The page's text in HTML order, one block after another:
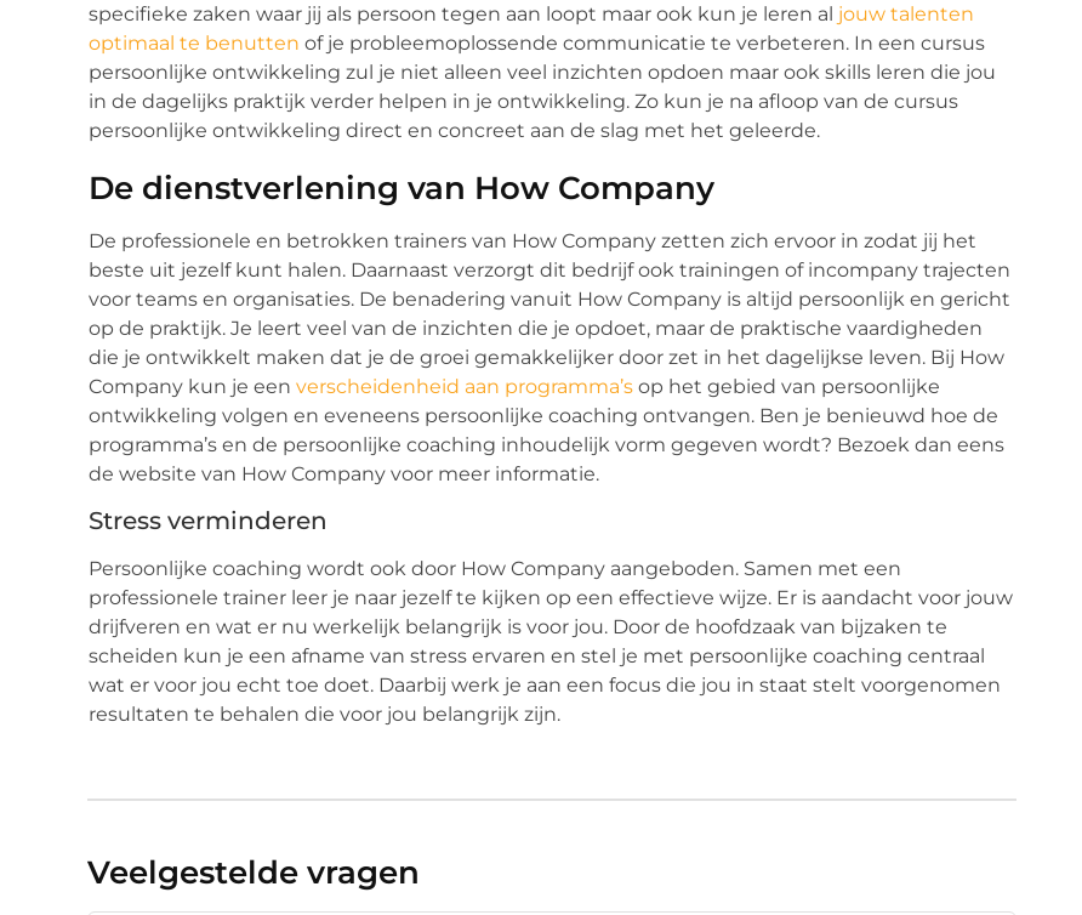
specifieke zaken waar jij als persoon tegen aan loopt maar ook kun je leren al jouw talenten
optimaal te benutten of je probleemoplossende communicatie te verbeteren. In een cursus
persoonlijke ontwikkeling zul je niet alleen veel inzichten opdoen maar ook skills leren die jou
in de dagelijks praktijk verder helpen in je ontwikkeling. Zo kun je na afloop van de cursus
persoonlijke ontwikkeling direct en concreet aan de slag met het geleerde.
De dienstverlening van How Company
De professionele en betrokken trainers van How Company zetten zich ervoor in zodat jij het
beste uit jezelf kunt halen. Daarnaast verzorgt dit bedrijf ook trainingen of incompany trajecten
voor teams en organisaties. De benadering vanuit How Company is altijd persoonlijk en gericht
op de praktijk. Je leert veel van de inzichten die je opdoet, maar de praktische vaardigheden
die je ontwikkelt maken dat je de groei gemakkelijker door zet in het dagelijkse leven. Bij How
Company kun je een verscheidenheid aan programma’s op het gebied van persoonlijke
ontwikkeling volgen en eveneens persoonlijke coaching ontvangen. Ben je benieuwd hoe de
programma’s en de persoonlijke coaching inhoudelijk vorm gegeven wordt? Bezoek dan eens
de website van How Company voor meer informatie.
Stress verminderen
Persoonlijke coaching wordt ook door How Company aangeboden. Samen met een
professionele trainer leer je naar jezelf te kijken op een effectieve wijze. Er is aandacht voor jouw
drijfveren en wat er nu werkelijk belangrijk is voor jou. Door de hoofdzaak van bijzaken te
scheiden kun je een afname van stress ervaren en stel je met persoonlijke coaching centraal
wat er voor jou echt toe doet. Daarbij werk je aan een focus die jou in staat stelt voorgenomen
resultaten te behalen die voor jou belangrijk zijn.
Veelgestelde vragen